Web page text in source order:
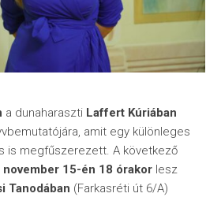
a dunaharaszti Laffert Kúriában
amit egy különleges
is megfűszerezett. A következő
november 15-én 18 órakor lesz
Tanodában (Farkasréti út 6/A)